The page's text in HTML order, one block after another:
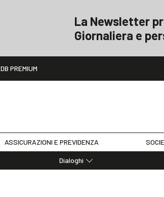
La Newsletter
Giornaliera e
DB PREMIUM
ASSICURAZIONI E PREVIDENZA
Dialoghi